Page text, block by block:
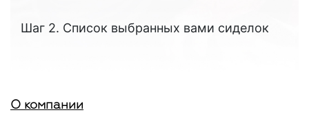
Шаг 2. Список выбранных вами сиделок
О компании